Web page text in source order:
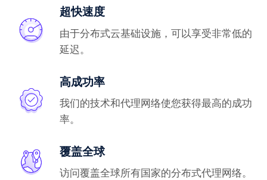
超快速度
由于分布式云基础设施，可以享受非常低的
延迟。
高成功率
我们的技术和代理网络使您获得最高的成功
率。
覆盖全球
访问覆盖全球所有国家的分布式代理网络。